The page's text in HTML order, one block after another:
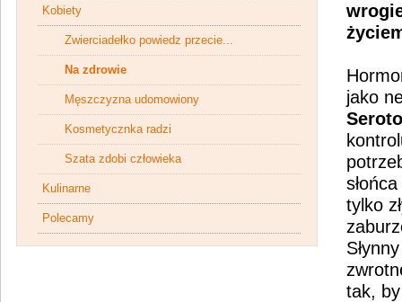
jako
tylko
tak,
Kobiety
Zwierciadełko powiedz przecie...
Na zdrowie
Męszczyzna udomowiony
Kosmetycznka radzi
Szata zdobi człowieka
Kulinarne
Polecamy